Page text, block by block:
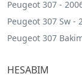
Peugeot 307 -
Peugeot 307 Sw -
Peugeot 307
HESABIM